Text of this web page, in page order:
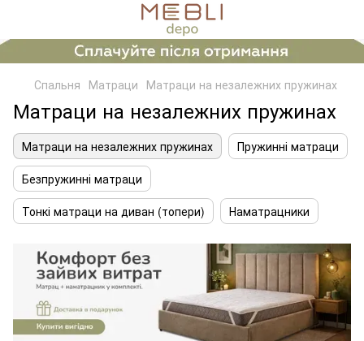
Спальня Матраци Матраци на незалежних пружинах
Матраци на незалежних пружинах
Матраци на незалежних пружинах
Пружинні матраци
Безпружинні матраци
Тонкі матраци на диван (топери)
Наматрацники